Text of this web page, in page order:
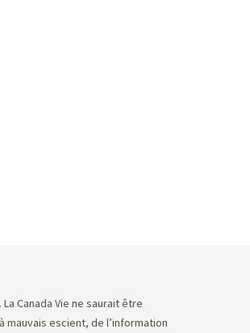
Canada Vie ne saurait être
escient, de l’information